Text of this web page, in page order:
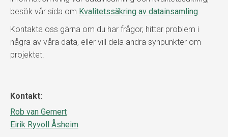
besök vår sida om Kvalitetssäkring av datainsamling.
Kontakta oss gärna om du har frågor, hittar problem i
några av våra data, eller vill dela andra synpunkter om
projektet.
Kontakt:
Rob van Gemert
Eirik Ryvoll Åsheim